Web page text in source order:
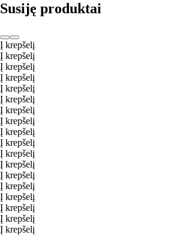
Susiję produktai
Į krepšelį
Į krepšelį
Į krepšelį
Į krepšelį
Į krepšelį
Į krepšelį
Į krepšelį
Į krepšelį
Į krepšelį
Į krepšelį
Į krepšelį
Į krepšelį
Į krepšelį
Į krepšelį
Į krepšelį
Į krepšelį
Į krepšelį
Į krepšelį